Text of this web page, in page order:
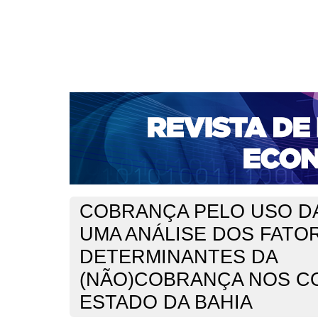
CAPA SOBRE ACESSO CADASTRO
NOTÍCIAS
PORTAL DE REVISTAS DA UNIFACS
BASES DE DADOS E INDEXADORES
Capa Ano XIX - V. 2 - N. 37 - Agosto de 2017 >Cerqueira
COBRANÇA PELO USO
UMA ANÁLISE DOS
DETERMINANTES DA
(NÃO)COBRANÇA NOS
ESTADO DA BAHIA